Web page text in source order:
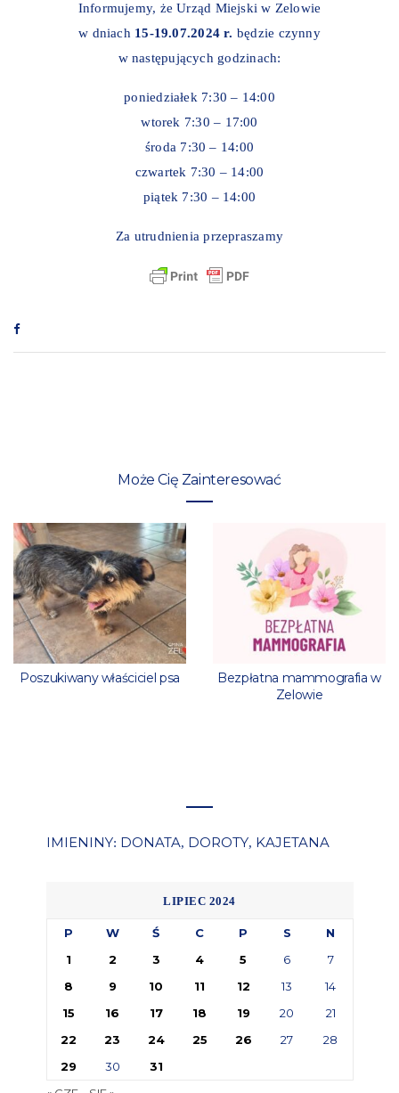
Informujemy, że Urząd Miejski w Zelowie
w dniach 15-19.07.2024 r. będzie czynny
w następujących godzinach:
poniedziałek 7:30 – 14:00
wtorek 7:30 – 17:00
środa 7:30 – 14:00
czwartek 7:30 – 14:00
piątek 7:30 – 14:00
Za utrudnienia przepraszamy
Może Cię Zainteresować
Poszukiwany właściciel psa
Bezpłatna mammografia w
Zelowie
IMIENINY: DONATA, DOROTY, KAJETANA
LIPIEC 2024
P W Ś C P S
N
1
2 3 4 5 6
7
8
9 10 11 12 13
14
15
16 17 18 19 20
21
22
23 24 25 26 27
28
29
30
31